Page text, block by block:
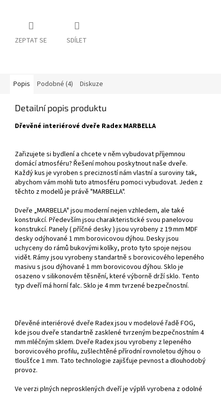
ZEPTAT SE SDÍLET
Popis Podobné (4) Diskuze
Detailní popis produktu
Dřevěné interiérové dveře Radex MARBELLA
Zařizujete si bydlení a chcete v něm vybudovat příjemnou
domácí atmosféru? Řešení mohou poskytnout naše dveře.
Každý kus je vyroben s precizností nám vlastní a suroviny tak,
abychom vám mohli tuto atmosféru pomoci vybudovat. Jeden z
těchto z modelů je právě "MARBELLA".
Dveře „MARBELLA" jsou moderní nejen vzhledem, ale také
konstrukcí. Především jsou charakteristické svou panelovou
konstrukcí. Panely ( příčné desky ) jsou vyrobeny z 19 mm MDF
desky odýhované 1 mm borovicovou dýhou. Desky jsou
uchyceny do rámů bukovými kolíky, proto tyto spoje nejsou
vidět. Rámy jsou vyrobeny standartně s borovicového lepeného
masivu s jsou dýhované 1 mm borovicovou dýhou. Sklo je
osazeno v silikonovém těsnění, které výborně drží sklo. Tento
typ dveří má horní falc. Sklo je 4 mm tvrzené bezpečnostní.
Dřevěné interiérové dveře Radex jsou v modelové řadě FOG,
kde jsou dveře standartně zasklené tvrzeným bezpečnostním 4
mm mléčným sklem. Dveře Radex jsou vyrobeny z lepeného
borovicového profilu, zušlechtěné přírodní rovnoletou dýhou o
tloušťce 1 mm. Tato technologie zajišťuje pevnost a dlouhodobý
provoz.
Ve verzi plných neprosklených dveří je výplň vyrobena z odolné